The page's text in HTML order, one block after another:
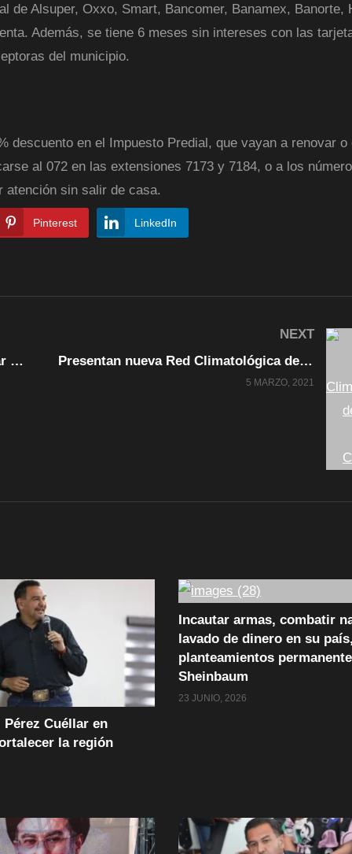
de Alsuper, Oxxo, Smart, Bancomer, Banamex, Banorte,
Además, se tiene 6 meses sin intereses con las
del municipio.
descuento en el Impuesto Predial, que vayan a renovar o
al 072 en las extensiones 7173 y 7184, o a los
atención sin salir de casa.
Pinterest LinkedIn
Invita Gobierno Municipal a participar en campaña de donación de medicamentos
NEXT
Presentan nueva Red Climatológica del estado con 35 estaciones de medición
5 MARZO, 2021
Cuéllar en
la región
Incautar armas, combatir
lavado de dinero en su
planteamientos
Sheinbaum
23 JUNIO, 2026